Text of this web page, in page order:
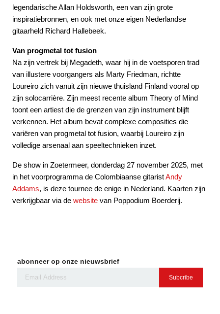
legendarische Allan Holdsworth, een van zijn grote
inspiratiebronnen, en ook met onze eigen Nederlandse
gitaarheld Richard Hallebeek.
Van progmetal tot fusion
Na zijn vertrek bij Megadeth, waar hij in de voetsporen trad
van illustere voorgangers als Marty Friedman, richtte
Loureiro zich vanuit zijn nieuwe thuisland Finland vooral op
zijn solocarrière. Zijn meest recente album Theory of Mind
toont een artiest die de grenzen van zijn instrument blijft
verkennen. Het album bevat complexe composities die
variëren van progmetal tot fusion, waarbij Loureiro zijn
volledige arsenaal aan speeltechnieken inzet.
De show in Zoetermeer, donderdag 27 november 2025, met
in het voorprogramma de Colombiaanse gitaristAndy
Addams, is deze tournee de enige in Nederland. Kaarten zijn
verkrijgbaar via de website van Poppodium Boerderij.
abonneer op onze nieuwsbrief
Subcribe